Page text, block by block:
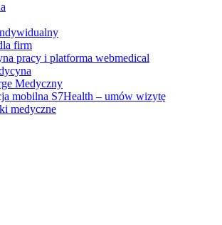
firm
pracy i platforma webmedical
Medyczny
mobilna S7Health – umów wizytę
medyczne